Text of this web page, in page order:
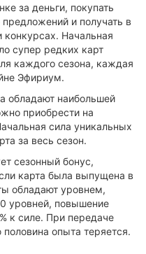
за деньги, покупать
и получать в
конкурсах. Начальная
супер редких карт
каждого сезона, каждая
Эфириум.
обладают наибольшей
приобрести на
сила уникальных
за весь сезон.
сезонный бонус,
карта была выпущена в
обладают уровнем,
уровней, повышение
к силе. При передаче
опыта теряется.